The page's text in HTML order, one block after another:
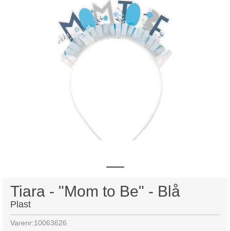
Tiara - "Mom to Be" - Blå
Plast
Varenr:10063626